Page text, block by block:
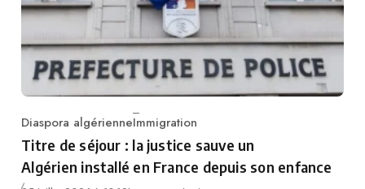
Category
Diaspora algérienneImmigration
Titre de séjour : la justice sauve un
Algérien installé en France depuis son enfance